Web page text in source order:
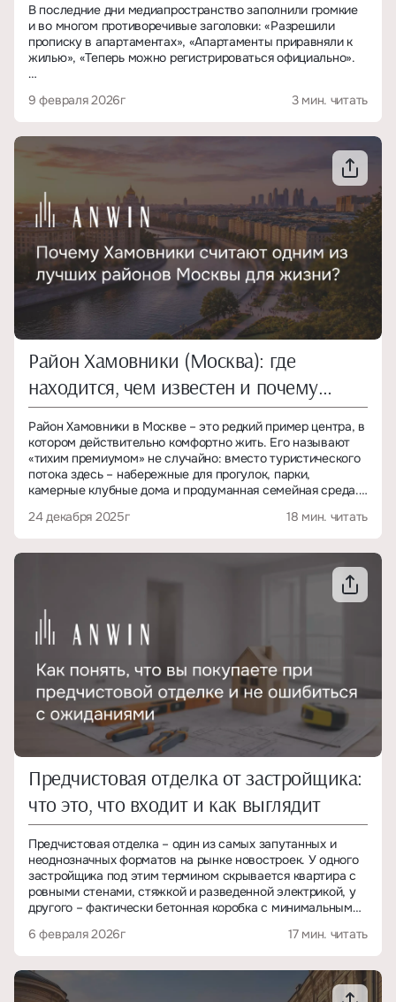
В последние дни медиапространство заполнили громкие
и во многом противоречивые заголовки: «Разрешили
прописку в апартаментах», «Апартаменты приравняли к
жилью», «Теперь можно регистрироваться официально».
на рынке недвижимости кардинально изменились. Но
интерпретаций, становится очевидно: о системных
изменениях речи не идет. Суд рассмотрел частный случай
и указал на ошибку в правоприменении, а не переписал
9 февраля 2026г 3 мин. читать
Район Хамовники (Москва): где
находится, чем известен и почему
здесь хотят жить
Район Хамовники в Москве – это редкий пример центра, в
котором действительно комфортно жить. Его называют
«тихим премиумом» не случайно: вместо туристического
потока здесь – набережные для прогулок, парки,
камерные клубные дома и продуманная семейная среда.
Хамовники выбирают те, кто ценит приватность, зелень и
Именно поэтому район стабильно считается одной из
24 декабря 2025г 18 мин. читать
Предчистовая отделка от застройщика:
что это, что входит и как выглядит
Предчистовая отделка – один из самых запутанных и
неоднозначных форматов на рынке новостроек. У одного
застройщика под этим термином скрывается квартира с
ровными стенами, стяжкой и разведенной электрикой, у
другого – фактически бетонная коробка с минимальными
реальное состояние квартиры может отличаться в разы.
Сложность в том, что «предчистовая отделка» не
считается утвержденным стандартом. Это не ГОСТ и не
6 февраля 2026г 17 мин. читать